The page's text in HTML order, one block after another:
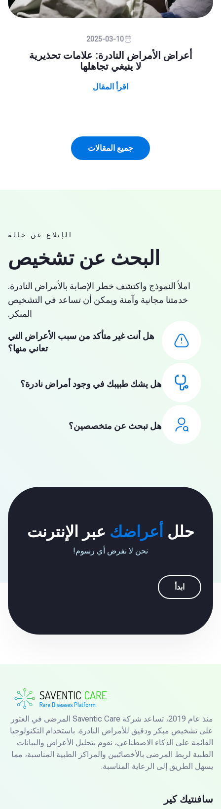
2025-03-10
أعراض الأمراض النادرة: علامات تحذيرية
لا ينبغي تجاهلها
اقرأ المقال
جميع المقالات
الإبلاغ عن حالة
البحث عن تشخيص
املأ النموذج واكتشف خطر الإصابة بالأمراض النادرة.
خدمتنا مجانية وآمنة ويمكن أن تساعد في التشخيص
المبكر.
هل أنت غير متأكد من سبب الأعراض التي
تعاني منها؟
هل يشك طبيبك في وجود أمراض نادرة؟
هل تبحث عن متخصصين؟
حلل أعراضك عبر الإنترنت
نحن لا نفرض أي رسوم!
ابدأ
منذ عام 2019، تساعد شركة Saventic Care المرضى في العثور
على تشخيص مبكر ودقيق للأمراض النادرة. باستخدام التكنولوجيا
القائمة على الذكاء الاصطناعي، نقوم بتحليل الأعراض والبيانات
الطبية لربط المرضى بالأخصائيين والمراكز الطبية المناسبة، مما
يسهل الطريق إلى الرعاية المناسبة.
سافنتيك كير